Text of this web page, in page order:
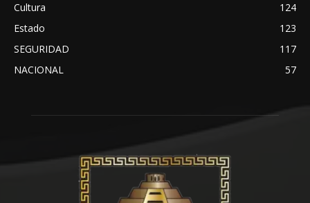
Cultura
124
Estado
123
SEGURIDAD
117
NACIONAL
57